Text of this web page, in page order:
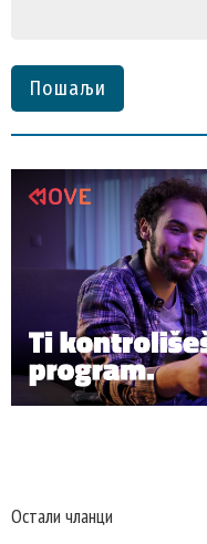
Пошаљи
Остали чланци